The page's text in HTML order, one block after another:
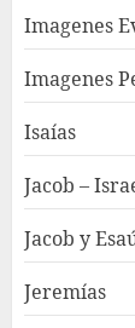
Imagenes
Imagenes
Isaías
Jacob –
Jacob y
Jeremías